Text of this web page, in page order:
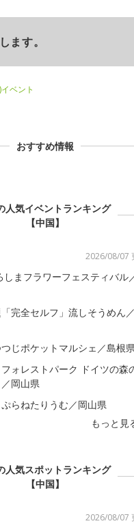
ます。
ベント
おすすめ情報
人気イベントランキング
【中国】
2026/08/07
しまフラワーフェスティバル
完全セルフ」流しそうめん
じポケットマルシェ／島根
ォレストパーク ドイツの森
岡山県
らねたりうむ／岡山県
もっと見
人気スポットランキング
【中国】
2026/08/07